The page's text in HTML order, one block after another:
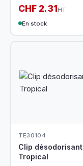
CHF 2.31HT
En stock
TE30104
Clip désodorisant
Tropical